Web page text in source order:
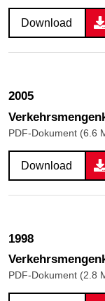
Download
2005
PDF-Dokument (6.6
Download
1998
PDF-Dokument (2.8